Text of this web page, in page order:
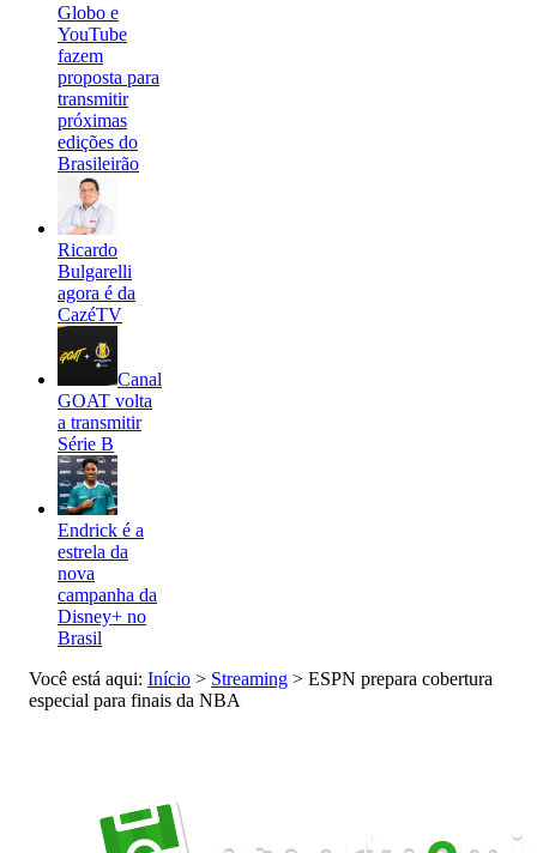
Globo e
YouTube
fazem
proposta para
transmitir
próximas
edições do
Brasileirão
Ricardo
Bulgarelli
agora é da
CazéTV
Canal
GOAT volta
a transmitir
Série B
Endrick é a
estrela da
nova
campanha da
Disney+ no
Brasil
Você está aqui: Início > Streaming > ESPN prepara cobertura
especial para finais da NBA